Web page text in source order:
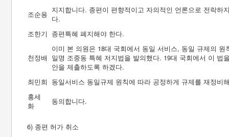
조순용 지지합니다. 종편이 편향적이고 자의적인 언론으로 전락
다.
조한기 종편특혜 폐지해야 한다.
천정배
이미 본 의원은 18대 국회에서 동일 서비스, 동일 규제의
일명 조중동 특혜 저지법을 발의했다. 19대 국회에서 이
안을 제출하도록 하겠다.
최민희 동일서비스 동일규제 원칙에 따라 공정하게 규제를 재정비
홍세
화
동의합니다.
6) 종편 허가 취소